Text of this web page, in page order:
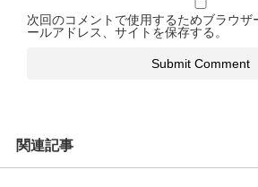
次回のコメントで使用するためブラウザ
ールアドレス、サイトを保存する。
関連記事